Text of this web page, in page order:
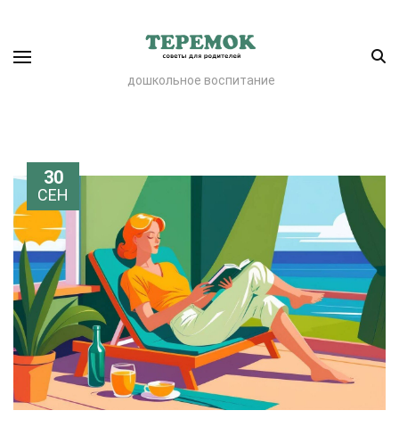
дошкольное воспитание
30
СЕН